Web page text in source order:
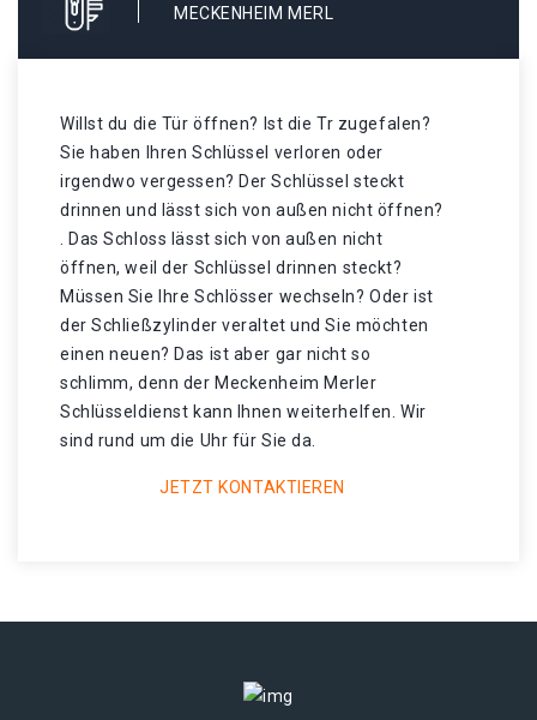
MECKENHEIM MERL
Willst du die Tür öffnen? Ist die Tr zugefalen?
Sie haben Ihren Schlüssel verloren oder
irgendwo vergessen? Der Schlüssel steckt
drinnen und lässt sich von außen nicht öffnen?
. Das Schloss lässt sich von außen nicht
öffnen, weil der Schlüssel drinnen steckt?
Müssen Sie Ihre Schlösser wechseln? Oder ist
der Schließzylinder veraltet und Sie möchten
einen neuen? Das ist aber gar nicht so
schlimm, denn der Meckenheim Merler
Schlüsseldienst kann Ihnen weiterhelfen. Wir
sind rund um die Uhr für Sie da.
JETZT KONTAKTIEREN